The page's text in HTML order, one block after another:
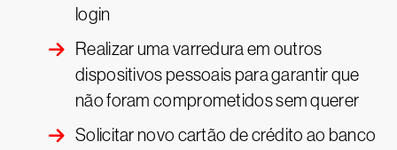
login
Realizar uma varredura em outros
dispositivos pessoais para garantir que
não foram comprometidos sem querer
Solicitar novo cartão de crédito ao banco